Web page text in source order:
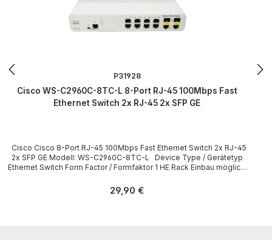
P31928
Cisco WS-C2960C-8TC-L 8-Port RJ-45 100Mbps Fast
Ethernet Switch 2x RJ-45 2x SFP GE
2x SFP GE Modell: WS-C2960C-8TC-L Device Type / Gerätetyp
Ethernet Switch Form Factor / Formfaktor 1 HE Rack Einbau möglich,
C2960C-8TC-L 8-Port RJ-45 100Mbps Fast Ethernet Switch 1 x
Regulärer Preis:
29,90 €